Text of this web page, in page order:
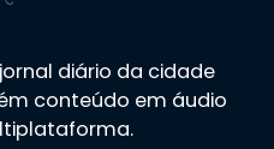
diário da cidade
conteúdo em áudio